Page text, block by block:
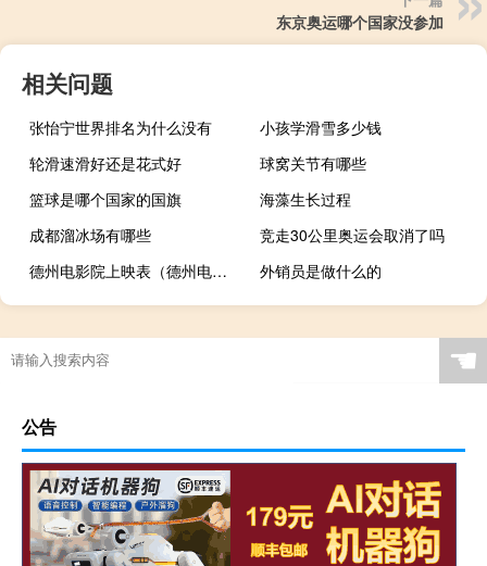
东京奥运哪个国家没参加
相关问题
张怡宁世界排名为什么没有
小孩学滑雪多少钱
轮滑速滑好还是花式好
球窝关节有哪些
篮球是哪个国家的国旗
海藻生长过程
成都溜冰场有哪些
竞走30公里奥运会取消了吗
德州电影院上映表（德州电影院）
外销员是做什么的
☚
公告